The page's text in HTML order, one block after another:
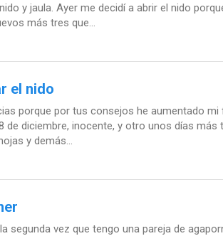
y jaula. Ayer me decidí a abrir el nido
más tres que...
el nido
porque por tus consejos he aumentado
de diciembre, inocente, y otro unos días
y demás...
segunda vez que tengo una pareja de